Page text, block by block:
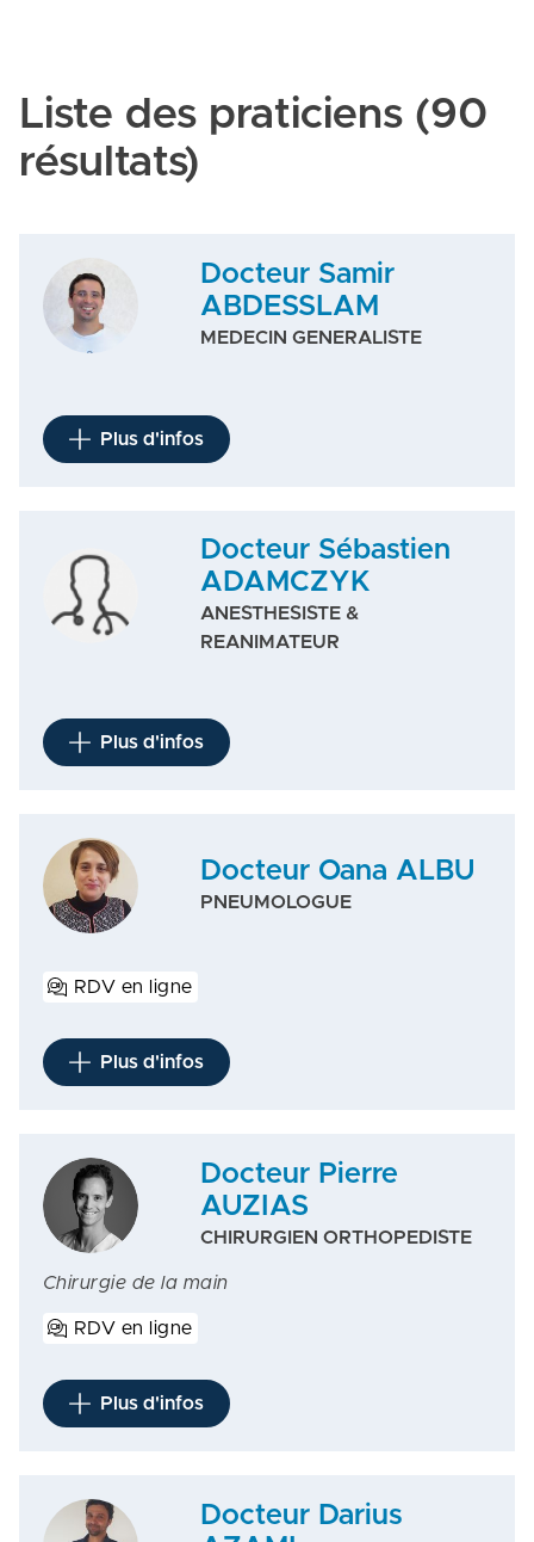
Liste des praticiens (90
résultats)
Docteur Samir
ABDESSLAM
MEDECIN GENERALISTE
Plus d'infos
Docteur Sébastien
ADAMCZYK
ANESTHESISTE &
REANIMATEUR
Plus d'infos
Docteur Oana ALBU
PNEUMOLOGUE
RDV en ligne
Plus d'infos
Docteur Pierre
AUZIAS
CHIRURGIEN ORTHOPEDISTE
Chirurgie de la main
RDV en ligne
Plus d'infos
Docteur Darius